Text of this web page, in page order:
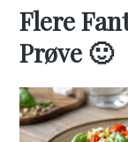
Flere
Prøve 🙂